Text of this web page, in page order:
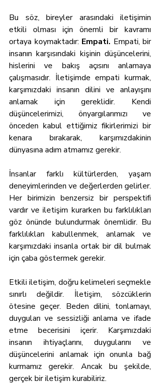
Bu söz, bireyler arasındaki iletişimin
etkili olması için önemli bir kavramı
ortaya koymaktadır: Empati. Empati, bir
insanın karşısındaki kişinin düşüncelerini,
hislerini ve bakış açısını anlamaya
çalışmasıdır. İletişimde empati kurmak,
karşımızdaki insanın dilini ve anlayışını
anlamak için gereklidir. Kendi
düşüncelerimizi, önyargılarımızı ve
önceden kabul ettiğimiz fikirlerimizi bir
kenara bırakarak, karşımızdakinin
dünyasına adım atmamız gerekir.
İnsanlar farklı kültürlerden, yaşam
deneyimlerinden ve değerlerden gelirler.
Her birimizin benzersiz bir perspektifi
vardır ve iletişim kurarken bu farklılıkları
göz önünde bulundurmak önemlidir. Bu
farklılıkları kabullenmek, anlamak ve
karşımızdaki insanla ortak bir dil bulmak
için çaba göstermek gerekir.
Etkili iletişim, doğru kelimeleri seçmekle
sınırlı değildir. İletişim, sözcüklerin
ötesine geçer. Beden dilini, tonlamayı,
duyguları ve sessizliği anlama ve ifade
etme becerisini içerir. Karşımızdaki
insanın ihtiyaçlarını, duygularını ve
düşüncelerini anlamak için onunla bağ
kurmamız gerekir. Ancak bu şekilde,
gerçek bir iletişim kurabiliriz.